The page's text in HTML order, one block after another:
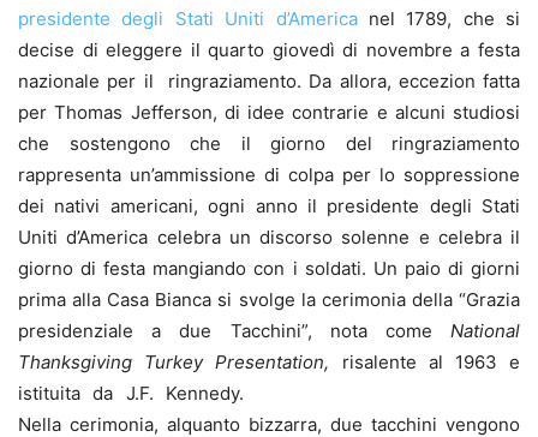
presidente degli Stati Uniti d’Americanel 1789, che si
decise di eleggere il quarto giovedì di novembre a festa
nazionale per il ringraziamento. Da allora, eccezion fatta
per Thomas Jefferson, di idee contrarie e alcuni studiosi
che sostengono che il giorno del ringraziamento
rappresenta un’ammissione di colpa per lo soppressione
dei nativi americani, ogni anno il presidente degli Stati
Uniti d’America celebra un discorso solenne e celebra il
giorno di festa mangiando con i soldati. Un paio di giorni
prima alla Casa Bianca si svolge la cerimonia della “Grazia
presidenziale a due Tacchini”, nota come National
Thanksgiving Turkey Presentation, risalente al 1963 e
istituita da J.F. Kennedy.
Nella cerimonia, alquanto bizzarra, due tacchini vengono